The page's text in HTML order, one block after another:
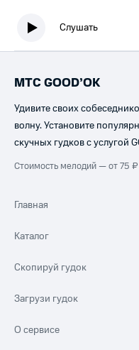
Слушать
МТС GOOD’OK
Удивите своих
волну. Установите
скучных гудков с услугой
Стоимость мелодий — от 75
Главная
Каталог
Скопируй гудок
Загрузи гудок
О сервисе